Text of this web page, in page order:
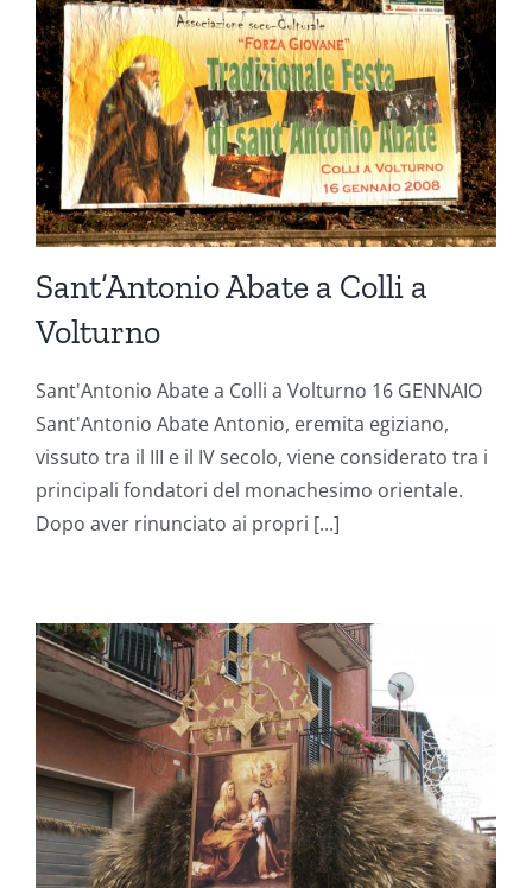
Sant’Antonio Abate a Colli a
Volturno
Sant'Antonio Abate a Colli a Volturno 16 GENNAIO
Sant'Antonio Abate Antonio, eremita egiziano,
vissuto tra il III e il IV secolo, viene considerato tra i
principali fondatori del monachesimo orientale.
Dopo aver rinunciato ai propri [...]